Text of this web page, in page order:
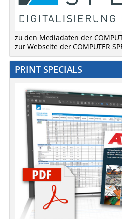
zu den Mediadaten der
zur Webseite der COMPUTER
PRINT SPECIALS